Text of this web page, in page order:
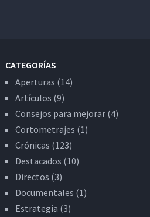
CATEGORÍAS
Aperturas (14)
Artículos (9)
Consejos para mejorar(4)
Cortometrajes (1)
Crónicas (123)
Destacados (10)
Directos (3)
Documentales (1)
Estrategia (3)